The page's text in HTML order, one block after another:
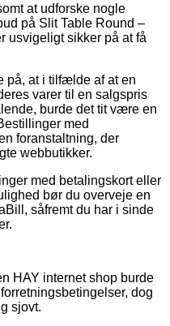
at udforske nogle
på Slit Table Round –
usvigeligt sikker på at få
på, at i tilfælde af at en
varer til en salgspris
burde det tit være en
med
foranstaltning, der
webbutikker.
med betalingskort eller
bør du overveje en
såfremt du har i sinde
HAY internet shop burde
dog
sjovt.